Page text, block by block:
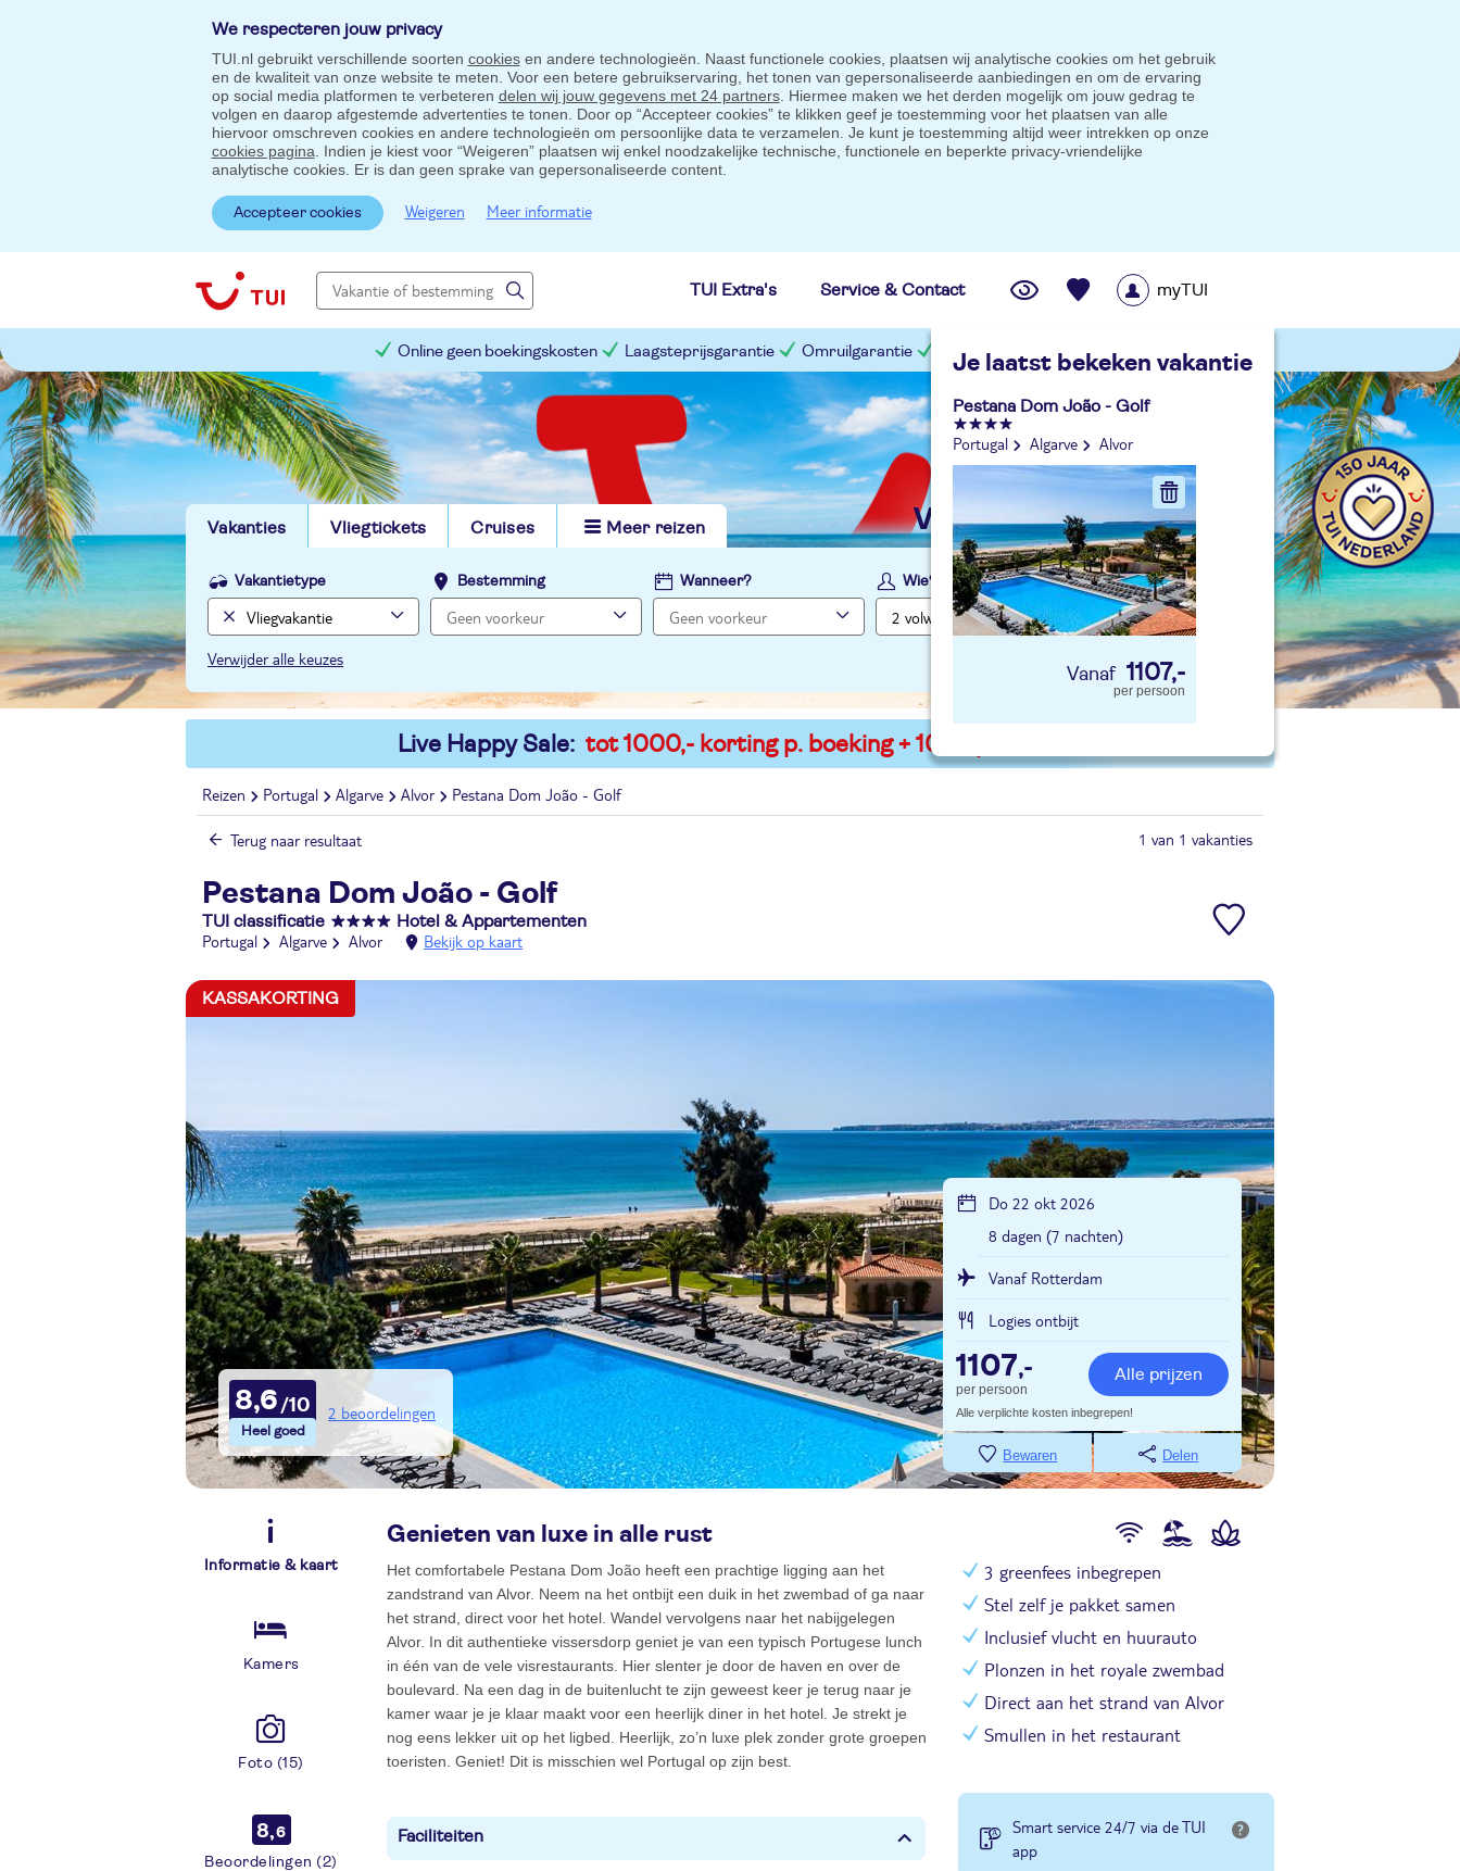
We respecteren jouw privacy
TUI.nl gebruikt verschillende soorten cookiesen andere technologieën. Naast functionele cookies, plaatsen wij analytische cookies om het gebruik
en de kwaliteit van onze website te meten. Voor een betere gebruikservaring, het tonen van gepersonaliseerde aanbiedingen en om de ervaring
op social media platformen te verbeteren delen wij jouw gegevens met 24 partners. Hiermee maken we het derden mogelijk om jouw gedrag te
volgen en daarop afgestemde advertenties te tonen. Door op “Accepteer cookies” te klikken geef je toestemming voor het plaatsen van alle
hiervoor omschreven cookies en andere technologieën om persoonlijke data te verzamelen. Je kunt je toestemming altijd weer intrekken op onze
cookies pagina . Indien je kiest voor “Weigeren” plaatsen wij enkel noodzakelijke technische, functionele en beperkte privacy-vriendelijke
analytische cookies. Er is dan geen sprake van gepersonaliseerde content.
Accepteer cookies Weigeren Meer informatie
TUI Extra's Service & Contact
Je laatst bekeken vakantie
Pestana Dom João - Golf
Portugal Algarve Alvor
1107,-
per persoon
myTUI
Online geen boekingskosten Laagsteprijsgarantie Omruilgarantie Slimme prijsgarantie
Vakanties Vliegtickets Cruises Meer reizen vind jouw ideale vakantie
Vakantietype Bestemming Wanneer? Wie?
Zoeken
Verwijder alle keuzes
Live Happy Sale: tot 1000,- korting p. boeking + 100,- p. kind
Reizen Portugal Algarve Alvor Pestana Dom João - Golf
Terug naar resultaat 1 van 1 vakanties
Pestana Dom João - Golf
TUI classificatie Hotel & Appartementen
Portugal Algarve Alvor Bekijk op kaart
8,6 2 beoordelingen
KASSAKORTING
Do 22 okt 2026
8 dagen (7 nachten)
Vanaf Rotterdam
Logies ontbijt
1107,-
per persoon
Alle prijzen
Alle verplichte kosten inbegrepen!
Bewaren Delen
Informatie & kaart
Kamers
Foto (15)
8,6
Beoordelingen (2)
Genieten van luxe in alle rust
Het comfortabele Pestana Dom João heeft een prachtige ligging aan het
zandstrand van Alvor. Neem na het ontbijt een duik in het zwembad of ga naar
het strand, direct voor het hotel. Wandel vervolgens naar het nabijgelegen
Alvor. In dit authentieke vissersdorp geniet je van een typisch Portugese lunch
in één van de vele visrestaurants. Hier slenter je door de haven en over de
boulevard. Na een dag in de buitenlucht te zijn geweest keer je terug naar je
kamer waar je je klaar maakt voor een heerlijk diner in het hotel. Je strekt je
nog eens lekker uit op het ligbed. Heerlijk, zo’n luxe plek zonder grote groepen
toeristen. Geniet! Dit is misschien wel Portugal op zijn best.
Faciliteiten
3 greenfees inbegrepen
Stel zelf je pakket samen
Inclusief vlucht en huurauto
Plonzen in het royale zwembad
Direct aan het strand van Alvor
Smullen in het restaurant
Smart service 24/7 via de TUI
app